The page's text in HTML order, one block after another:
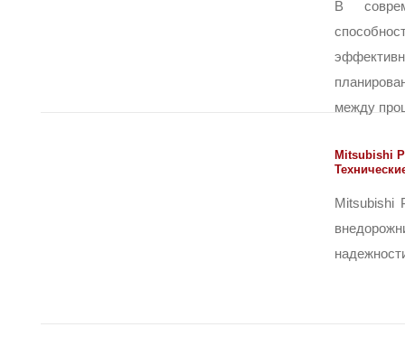
В
между
Mitsubishi
Mitsubishi